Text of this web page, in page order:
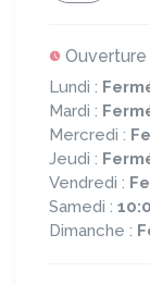
Ouverture
Lundi :
Mardi :
Mercredi :
Jeudi :
Vendredi :
Samedi :
Dimanche :